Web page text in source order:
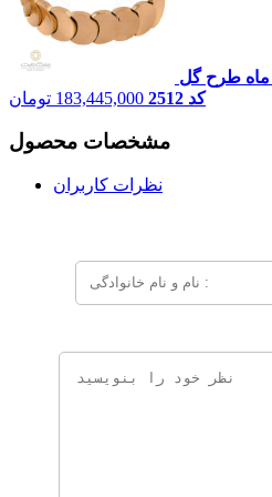
ماه طرح گل
کد 2512
183,445,000 تومان
مشخصات محصول
نظرات کاربران